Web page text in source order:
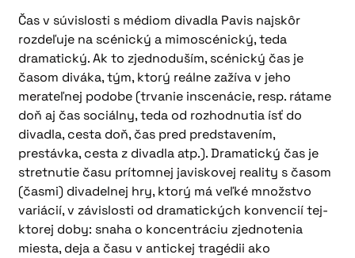
Čas v súvislosti s médiom divadla Pavis najskôr
rozdeľuje na scénický a mimoscénický, teda
dramatický. Ak to zjednoduším, scénický čas je
časom diváka, tým, ktorý reálne zažíva v jeho
merateľnej podobe (trvanie inscenácie, resp. rátame
doň aj čas sociálny, teda od rozhodnutia ísť do
divadla, cesta doň, čas pred predstavením,
prestávka, cesta z divadla atp.). Dramatický čas je
stretnutie času prítomnej javiskovej reality s časom
(časmi) divadelnej hry, ktorý má veľké množstvo
variácií, v závislosti od dramatických konvencií tej-
ktorej doby: snaha o koncentráciu zjednotenia
miesta, deja a času v antickej tragédii ako